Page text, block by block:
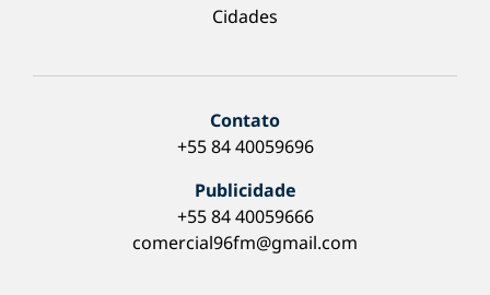
Cidades
Contato
+55 84 40059696
Publicidade
+55 84 40059666
comercial96fm@gmail.com